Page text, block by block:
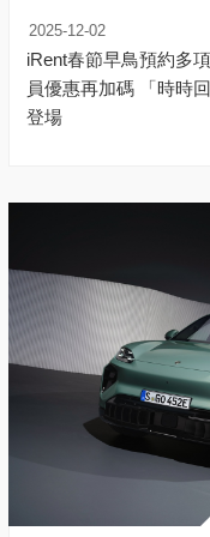
2025-12-02
iRent春節早鳥預約多
員優惠再加碼 「時時回饋計畫」超有感回饋同步
登場